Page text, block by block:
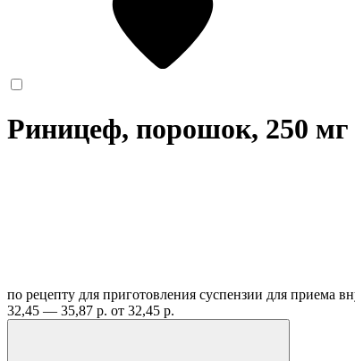
Риницеф, порошок, 250
по рецепту для приготовления суспензии для приема
32,45 — 35,87 р. от 32,45 р.